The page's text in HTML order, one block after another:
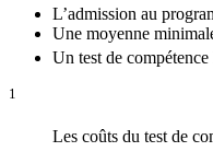
L’admission au
Une moyenne
Un test de
1
Les coûts du test de